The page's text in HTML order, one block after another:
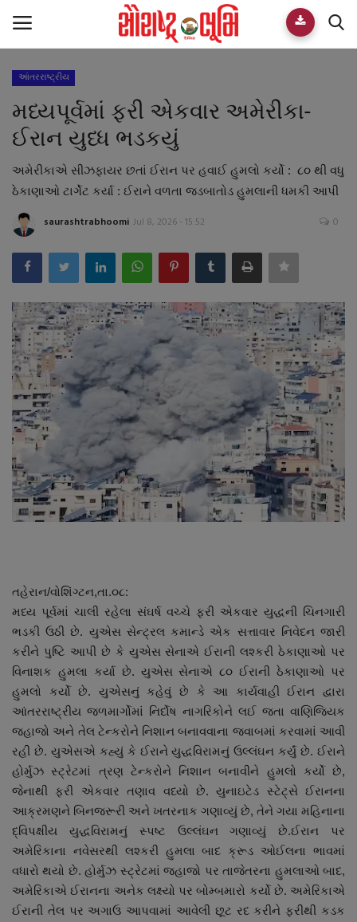
Home
E-paper
Videos
Team
Guest Author
About Author
Contact
Dipotsav Special
આંતરરાષ્ટ્રીય
જુનાગઢ
Support US
બજારના સમાચાર
નાણાંકીય સમાચાર
સ્થાનિક સમાચાર
સ્પોર્ટ્સ
રાશિફળ
ગુનાખોરી
આંતરરાષ્ટ્રીય
મધ્યપૂર્વમાં ફરી એકવાર અમેરીકા-
ઈરાન યુધ્ધ ભડકયું
અમેરીકાએ સીઝફાયર છતાં ઈરાન પર હવાઈ હુમલો કર્યો : ૮૦ થી વધુ
ઠેકાણાઓ ટાર્ગેટ કર્યા : ઈરાને વળતા જડબાતોડ હુમલાની ધમકી આપી
saurashtrabhoomi Jul 8, 2026 - 15:52 0
તહેરાન/વોશિંગ્ટન,તા.૦૮:
મધ્ય પૂર્વમાં ચાલી રહેલા સંઘર્ષ વચ્ચે ફરી એકવાર યુદ્ધની ચિનગારી
ભડકી ઉઠી છે. યુએસ સેન્ટ્રલ કમાન્ડે એક સત્તાવાર નિવેદન જારી
કરીને પુષ્ટિ આપી છે કે યુએસ સેનાએ ઈરાની લશ્કરી ઠેકાણાઓ પર
વિનાશક હુમલા કર્યા છે. યુએસ સેનાએ ૮૦ ઈરાની ઠેકાણાઓ પર
હુમલો કર્યો છે. યુએસનું કહેવું છે કે આ કાર્યવાહી ઈરાન દ્વારા
આંતરરાષ્ટ્રીય જળમાર્ગોમાં નિર્દોષ નાગરિકોને લઈ જતા વાણિજ્યિક
જહાજો અને તેલ ટેન્કરોને નિશાન બનાવવાના જવાબમાં કરવામાં આવી
રહી છે. યુએસએ કહ્યું કે ઈરાને યુદ્ધવિરામનું ઉલ્લંઘન કર્યું છે. ઈરાને
હોર્મુઝ સ્ટ્રેટમાં ત્રણ ટેન્કરોને નિશાન બનાવીને હુમલો કર્યો છે,
જેનાથી ફરી એકવાર તણાવ વધ્યો છે. યુનાઇટેડ સ્ટેટ્સે ઈરાનના
આક્રમણને બિનજરૂરી અને ખતરનાક ગણાવ્યું છે, તેને ગયા મહિનાના
દ્વિપક્ષીય યુદ્ધવિરામનું સ્પષ્ટ ઉલ્લંઘન ગણાવ્યું છે.ઈરાન પર
અમેરિકાના નવેસરથી લશ્કરી હુમલા બાદ ક્રૂડ ઓઈલના ભાવમાં
વધારો થયો છે. હોર્મુઝ સ્ટ્રેટમાં જહાજો પર તાજેતરના હુમલાઓ બાદ,
અમેરિકાએ ઈરાનના અનેક લક્ષ્યો પર બોમ્બમારો કર્યો છે. અમેરિકાએ
ઈરાની તેલ પર અગાઉ આપવામાં આવેલી છૂટ રદ કરીને ફરીથી કડક